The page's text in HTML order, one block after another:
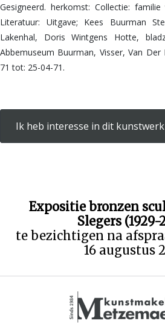
Gesigneerd. herkomst: Collectie:
Literatuur: Uitgave; Kees Buurman
Lakenhal, Doris Wintgens Hotte,
Abbemuseum Buurman, Visser, Van Der
71 tot: 25-04-71.
Ik heb interesse in dit kunstwerk
Expositie bronzen
Slegers (1929-
te bezichtigen na
16 augustus